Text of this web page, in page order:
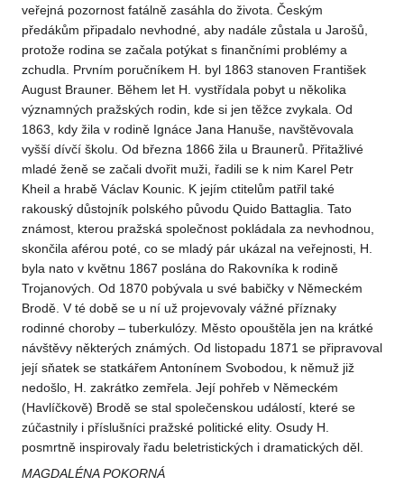
veřejná pozornost fatálně zasáhla do života. Českým
předákům připadalo nevhodné, aby nadále zůstala u Jarošů,
protože rodina se začala potýkat s finančními problémy a
zchudla. Prvním poručníkem H. byl 1863 stanoven František
August Brauner. Během let H. vystřídala pobyt u několika
významných pražských rodin, kde si jen těžce zvykala. Od
1863, kdy žila v rodině Ignáce Jana Hanuše, navštěvovala
vyšší dívčí školu. Od března 1866 žila u Braunerů. Přitažlivé
mladé ženě se začali dvořit muži, řadili se k nim Karel Petr
Kheil a hrabě Václav Kounic. K jejím ctitelům patřil také
rakouský důstojník polského původu Quido Battaglia. Tato
známost, kterou pražská společnost pokládala za nevhodnou,
skončila aférou poté, co se mladý pár ukázal na veřejnosti, H.
byla nato v květnu 1867 poslána do Rakovníka k rodině
Trojanových. Od 1870 pobývala u své babičky v Německém
Brodě. V té době se u ní už projevovaly vážné příznaky
rodinné choroby – tuberkulózy. Město opouštěla jen na krátké
návštěvy některých známých. Od listopadu 1871 se připravoval
její sňatek se statkářem Antonínem Svobodou, k němuž již
nedošlo, H. zakrátko zemřela. Její pohřeb v Německém
(Havlíčkově) Brodě se stal společenskou událostí, které se
zúčastnily i příslušníci pražské politické elity. Osudy H.
posmrtně inspirovaly řadu beletristických i dramatických děl.
MAGDALÉNA POKORNÁ